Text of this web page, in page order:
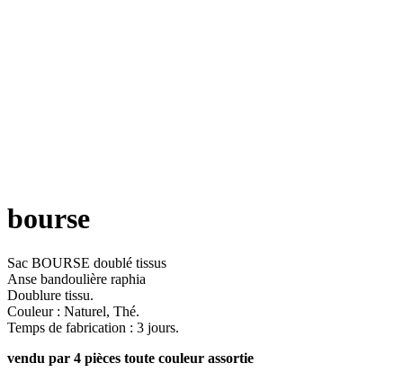
bourse
Sac BOURSE doublé tissus
Anse bandoulière raphia
Doublure tissu.
Couleur : Naturel, Thé.
Temps de fabrication : 3 jours.
vendu par 4 pièces toute couleur assortie